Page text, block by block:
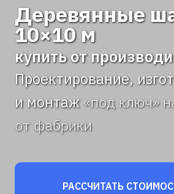
Деревянные
10×10 м
купить от
Проектирование,
и монтаж«под ключ»
от фабрики
РАССЧИТАТЬ